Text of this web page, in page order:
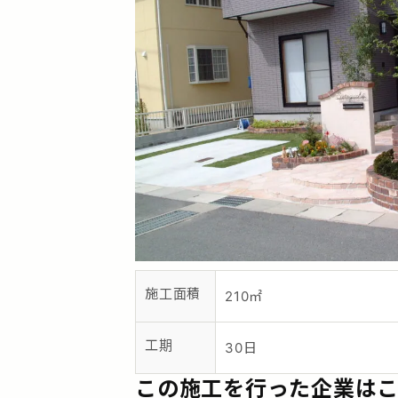
施工面積 210㎡
工期 30日
この施工を行った企業は